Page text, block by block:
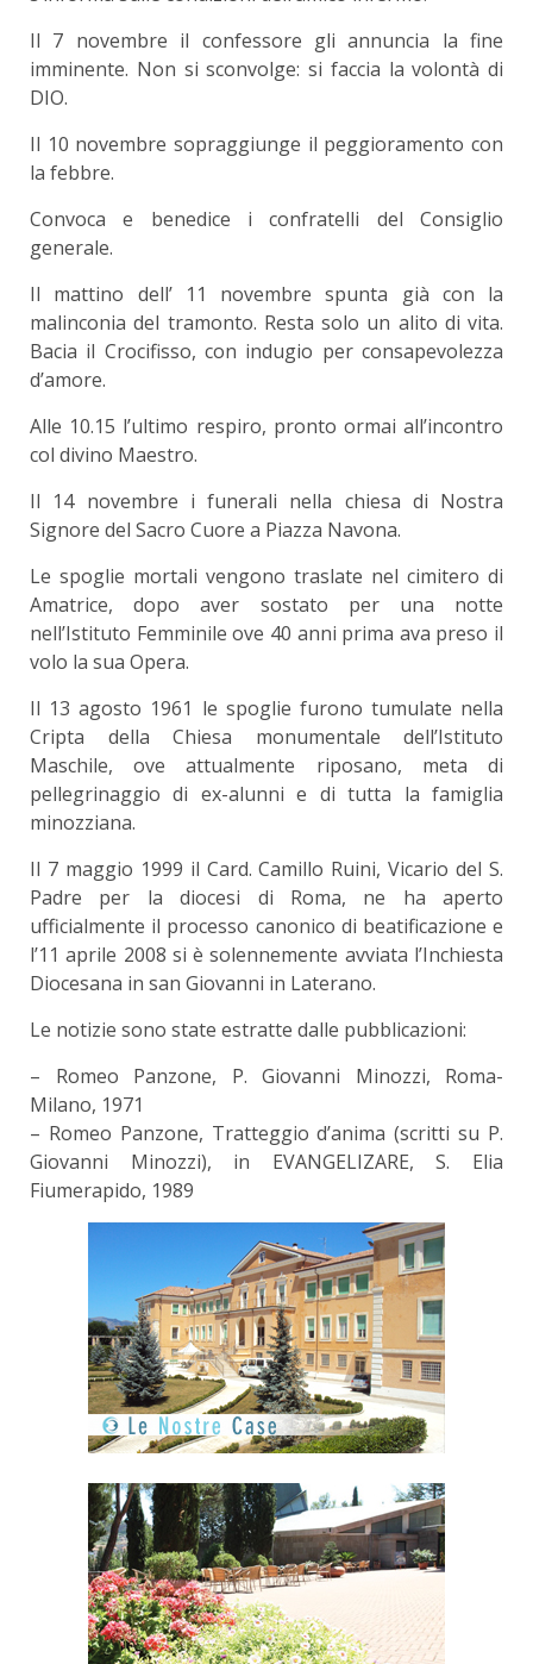
Il 7 novembre il confessore gli annuncia la fine
imminente. Non si sconvolge: si faccia la volontà di
DIO.
Il 10 novembre sopraggiunge il peggioramento con
la febbre.
Convoca e benedice i confratelli del Consiglio
generale.
Il mattino dell’ 11 novembre spunta già con la
malinconia del tramonto. Resta solo un alito di vita.
Bacia il Crocifisso, con indugio per consapevolezza
d’amore.
Alle 10.15 l’ultimo respiro, pronto ormai all’incontro
col divino Maestro.
Il 14 novembre i funerali nella chiesa di Nostra
Signore del Sacro Cuore a Piazza Navona.
Le spoglie mortali vengono traslate nel cimitero di
Amatrice, dopo aver sostato per una notte
nell’Istituto Femminile ove 40 anni prima ava preso il
volo la sua Opera.
Il 13 agosto 1961 le spoglie furono tumulate nella
Cripta della Chiesa monumentale dell’Istituto
Maschile, ove attualmente riposano, meta di
pellegrinaggio di ex-alunni e di tutta la famiglia
minozziana.
Il 7 maggio 1999 il Card. Camillo Ruini, Vicario del S.
Padre per la diocesi di Roma, ne ha aperto
ufficialmente il processo canonico di beatificazione e
l’11 aprile 2008 si è solennemente avviata l’Inchiesta
Diocesana in san Giovanni in Laterano.
Le notizie sono state estratte dalle pubblicazioni:
– Romeo Panzone, P. Giovanni Minozzi, Roma-
Milano, 1971
– Romeo Panzone, Tratteggio d’anima (scritti su P.
Giovanni Minozzi), in EVANGELIZARE, S. Elia
Fiumerapido, 1989